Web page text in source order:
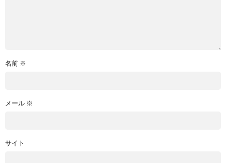
名前 ※
メール ※
サイト